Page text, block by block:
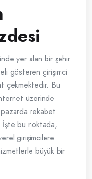
yer alan bir şehir
gösteren girişimci
çekmektedir. Bu
üzerinde
pazarda rekabet
İşte bu noktada,
girişimcilere
büyük bir